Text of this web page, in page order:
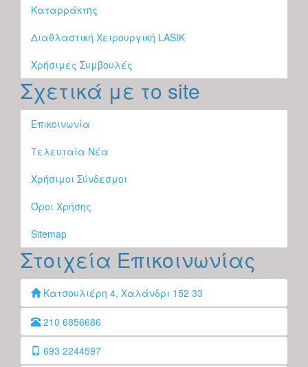
Καταρράκτης
Διαθλαστική Χειρουργική LASIK
Χρήσιμες Συμβουλές
Σχετικά με το site
Επικοινωνία
Τελευταία Νέα
Χρήσιμοι Σύνδεσμοι
Όροι Χρήσης
Sitemap
Στοιχεία Επικοινωνίας
Κατσουλιέρη 4, Χαλάνδρι 152 33
210 6856686
693 2244597